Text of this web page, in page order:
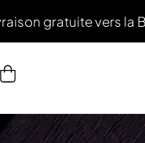
la Belgique à